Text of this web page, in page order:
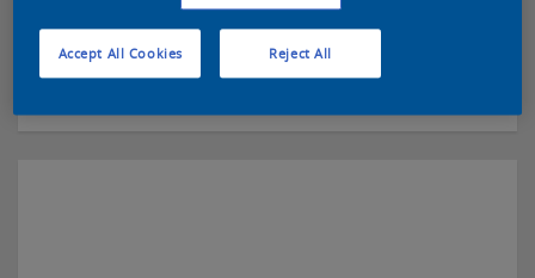
Reject All
Accept All Cookies